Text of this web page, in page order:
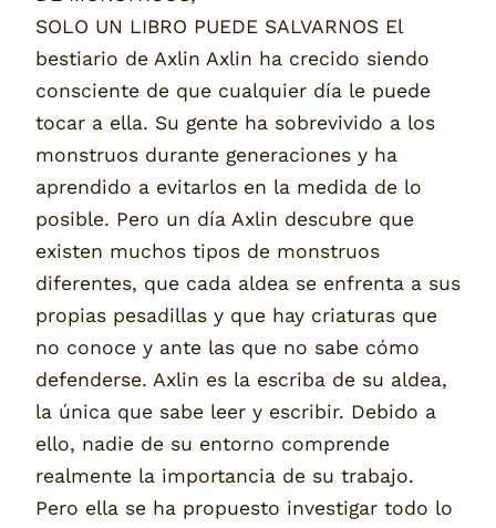
SOLO UN LIBRO PUEDE SALVARNOS El
bestiario de Axlin Axlin ha crecido siendo
consciente de que cualquier día le puede
tocar a ella. Su gente ha sobrevivido a los
monstruos durante generaciones y ha
aprendido a evitarlos en la medida de lo
posible. Pero un día Axlin descubre que
existen muchos tipos de monstruos
diferentes, que cada aldea se enfrenta a sus
propias pesadillas y que hay criaturas que
no conoce y ante las que no sabe cómo
defenderse. Axlin es la escriba de su aldea,
la única que sabe leer y escribir. Debido a
ello, nadie de su entorno comprende
realmente la importancia de su trabajo.
Pero ella se ha propuesto investigar todo lo